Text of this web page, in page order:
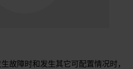
故障时和发生其它可配置情况时，